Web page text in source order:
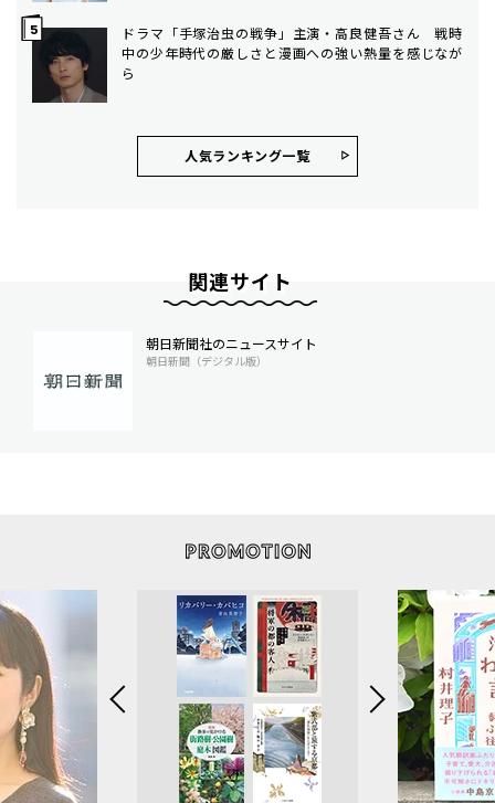
ドラマ「手塚治虫の戦争」主演・高良健吾さん 戦時
中の少年時代の厳しさと漫画への強い熱量を感じなが
ら
人気ランキング⼀覧
関連サイト
朝日新聞社のニュースサイト
朝日新聞（デジタル版）